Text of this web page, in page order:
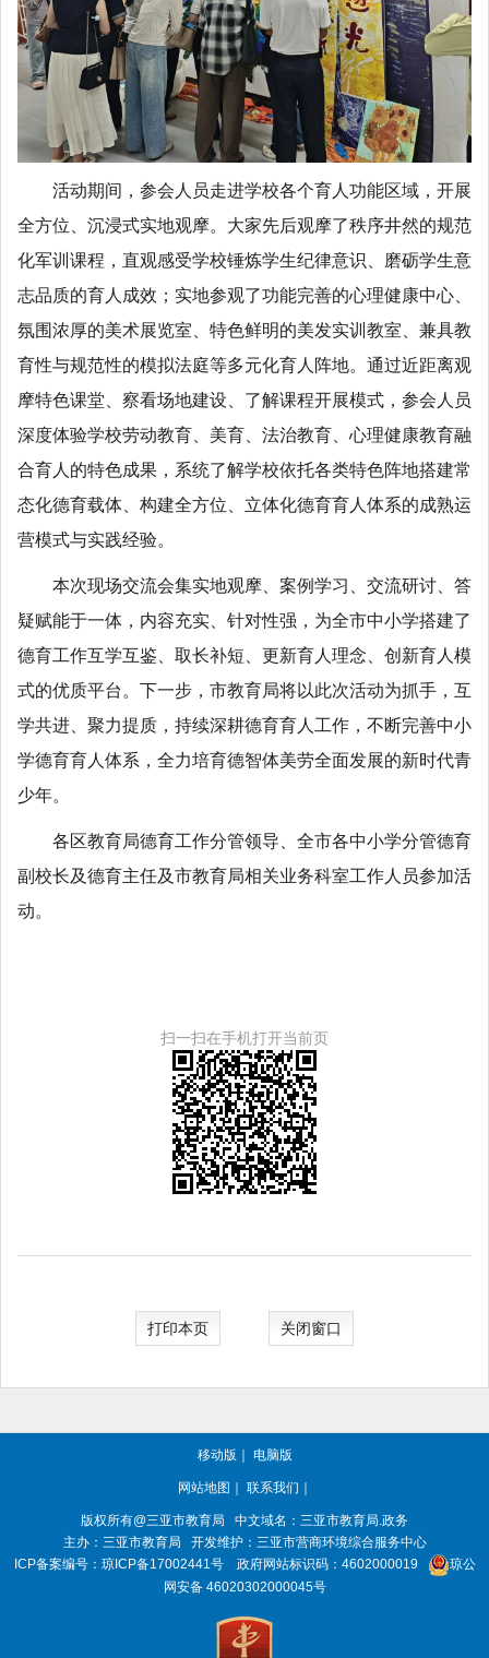
活动期间，参会人员走进学校各个育人功能区域，开展
全方位、沉浸式实地观摩。大家先后观摩了秩序井然的规范
化军训课程，直观感受学校锤炼学生纪律意识、磨砺学生意
志品质的育人成效；实地参观了功能完善的心理健康中心、
氛围浓厚的美术展览室、特色鲜明的美发实训教室、兼具教
育性与规范性的模拟法庭等多元化育人阵地。通过近距离观
摩特色课堂、察看场地建设、了解课程开展模式，参会人员
深度体验学校劳动教育、美育、法治教育、心理健康教育融
合育人的特色成果，系统了解学校依托各类特色阵地搭建常
态化德育载体、构建全方位、立体化德育育人体系的成熟运
营模式与实践经验。
本次现场交流会集实地观摩、案例学习、交流研讨、答
疑赋能于一体，内容充实、针对性强，为全市中小学搭建了
德育工作互学互鉴、取长补短、更新育人理念、创新育人模
式的优质平台。下一步，市教育局将以此次活动为抓手，互
学共进、聚力提质，持续深耕德育育人工作，不断完善中小
学德育育人体系，全力培育德智体美劳全面发展的新时代青
少年。
各区教育局德育工作分管领导、全市各中小学分管德育
副校长及德育主任及市教育局相关业务科室工作人员参加活
动。
扫一扫在手机打开当前页
打印本页 关闭窗口
移动版 电脑版
网站地图 联系我们
版权所有@三亚市教育局
中文域名：三亚市教育局.政务
主办：三亚市教育局
开发维护：三亚市营商环境综合服务中心
ICP备案编号： 琼ICP备17002441号 政府网站标识码： 4602000019
琼公
网安备 46020302000045号